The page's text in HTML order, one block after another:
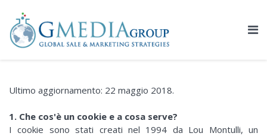
Ultimo aggiornamento: 22 maggio 2018.
1. Che cos'è un cookie e a cosa serve?
I cookie sono stati creati nel 1994 da Lou Montulli, un